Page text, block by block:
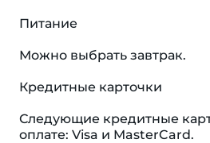
Питание
Можно выбрать завтрак.
Кредитные карточки
Следующие кредитные
оплате: Visa и MasterCard.